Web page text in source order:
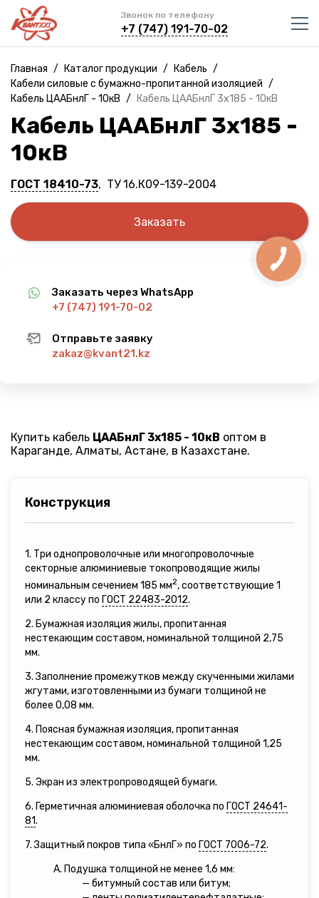
Звонок по телефону
+7 (747) 191-70-02
Главная / Каталог продукции / Кабель /
Кабели силовые с бумажно-пропитанной изоляцией /
Кабель ЦААБнлГ - 10кВ / Кабель ЦААБнлГ 3х185 - 10кВ
Кабель ЦААБнлГ 3х185 -
10кВ
ГОСТ 18410-73, ТУ 16.К09-139-2004
Заказать
Заказать через WhatsApp
+7 (747) 191-70-02
Отправьте заявку
zakaz@kvant21.kz
Купить кабель ЦААБнлГ 3х185 - 10кВ оптом в
Караганде, Алматы, Астане, в Казахстане.
Конструкция
1. Три однопроволочные или многопроволочные
секторные алюминиевые токопроводящие жилы
номинальным сечением 185 мм2, соответствующие 1
или 2 классу по ГОСТ 22483-2012.
2. Бумажная изоляция жилы, пропитанная
нестекающим составом, номинальной толщиной 2,75
мм.
3. Заполнение промежутков между скученными жилами
жгутами, изготовленными из бумаги толщиной не
более 0,08 мм.
4. Поясная бумажная изоляция, пропитанная
нестекающим составом, номинальной толщиной 1,25
мм.
5. Экран из электропроводящей бумаги.
6. Герметичная алюминиевая оболочка по ГОСТ 24641-
81.
7. Защитный покров типа «БнлГ» по ГОСТ 7006-72.
А. Подушка толщиной не менее 1,6 мм:
— битумный состав или битум;